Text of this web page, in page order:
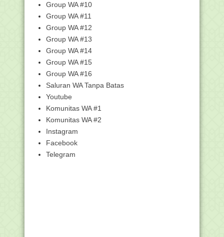
Connect K...
Pengumuman Hasil Seleksi Administrasi
CPNS dan Daf...
Inilah Asesmen Kompetensi Minimum
Pengganti Ujian ...
DOWNLOAD, VDI ARD Terbaru Versi
2.3.4 Update 16 De...
Honorer Dilarang Menggunakan
Seragam PNS, Harus Pa...
Ini Jawaban Nadiem Saat Dikomplain
Gaji Guru Rp 30...
Mendikbud Nadiem Umumkan
Pengganti Ujian Nasional ...
Kemenag Letakkan Materi Khilafah ke
Group WA #10
Group WA #11
Group WA #12
Group WA #13
Group WA #14
Group WA #15
Group WA #16
Saluran WA Tanpa Batas
Youtube
Komunitas WA #1
Komunitas WA #2
Instagram
Facebook
Telegram